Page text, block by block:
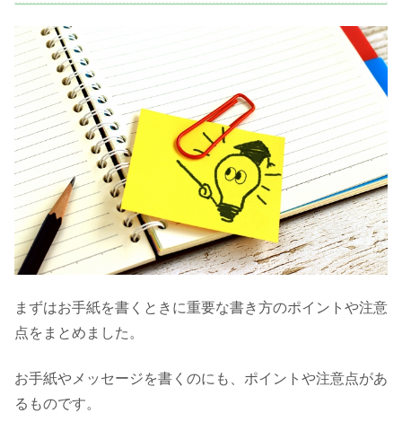
まずはお手紙を書くときに重要な書き方のポイントや注意
点をまとめました。
お手紙やメッセージを書くのにも、ポイントや注意点があ
るものです。